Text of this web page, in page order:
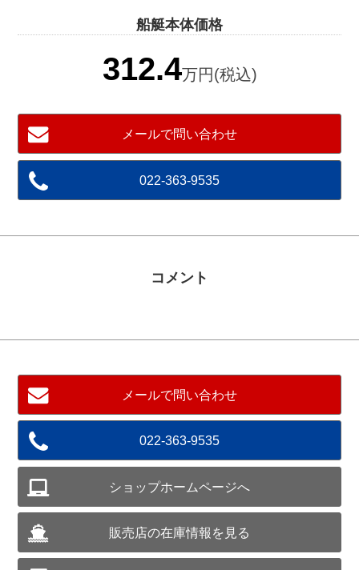
船艇本体価格
312.4万円(税込)
メールで問い合わせ
022-363-9535
コメント
メールで問い合わせ
022-363-9535
ショップホームページへ
販売店の在庫情報を見る